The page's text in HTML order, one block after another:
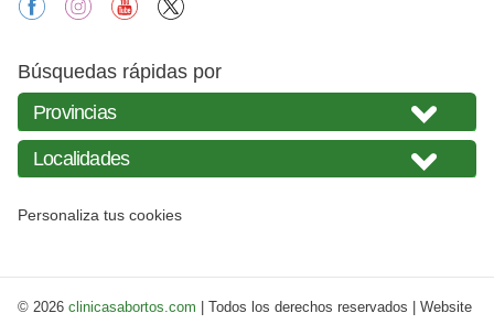
facebookinstagramyoutube
Búsquedas rápidas por
Personaliza tus cookies
© 2026 clinicasabortos.com | Todos los derechos reservados | Website